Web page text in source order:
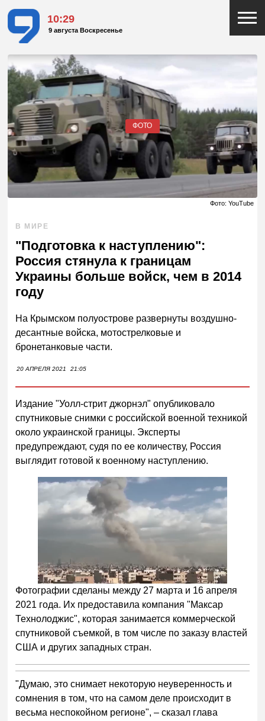
10:29
9 августа Воскресенье
ФОТО
Фото: YouTube
В МИРЕ
"Подготовка к наступлению":
Россия стянула к границам
Украины больше войск, чем в 2014
году
На Крымском полуострове развернуты воздушно-
десантные войска, мотострелковые и
бронетанковые части.
20 АПРЕЛЯ 2021 21:05
Издание "Уолл-стрит джорнэл" опубликовало
спутниковые снимки с российской военной техникой
около украинской границы. Эксперты
предупреждают, судя по ее количеству, Россия
выглядит готовой к военному наступлению.
Фотографии сделаны между 27 марта и 16 апреля
2021 года. Их предоставила компания "Максар
Технолоджис", которая занимается коммерческой
спутниковой съемкой, в том числе по заказу властей
США и других западных стран.
"Думаю, это снимает некоторую неуверенность и
сомнения в том, что на самом деле происходит в
весьма неспокойном регионе", – сказал глава